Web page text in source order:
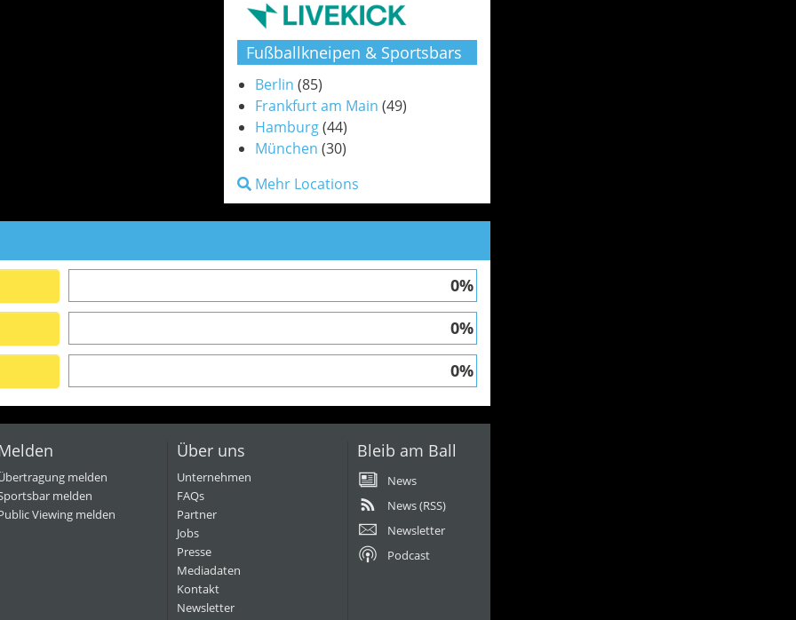
Fußballkneipen & Sportsbars
Berlin (85)
Frankfurt am Main (49)
Hamburg(44)
München (30)
Mehr Locations
0%
0%
0%
melden
melden
Viewing melden
Über uns
Unternehmen
FAQs
Partner
Jobs
Presse
Mediadaten
Kontakt
Newsletter
Bleib am Ball
News
News (RSS)
Newsletter
Podcast